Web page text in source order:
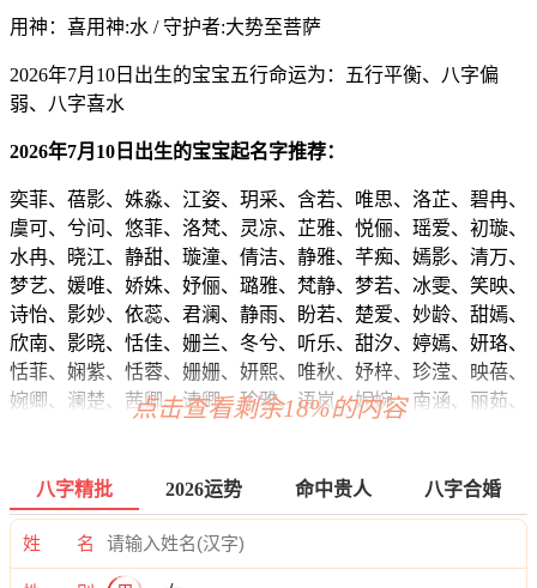
用神：喜用神:水 / 守护者:大势至菩萨
2026年7月10日出生的宝宝五行命运为：五行平衡、八字偏
弱、八字喜水
2026年7月10日出生的宝宝起名字推荐：
奕菲、蓓影、姝淼、江姿、玥采、含若、唯思、洛芷、碧冉、
虞可、兮问、悠菲、洛梵、灵凉、芷雅、悦俪、瑶爱、初璇、
水冉、晓江、静甜、璇潼、倩洁、静雅、芊痴、嫣影、清万、
梦艺、媛唯、娇姝、妤俪、璐雅、梵静、梦若、冰雯、笑映、
诗怡、影妙、依蕊、君澜、静雨、盼若、楚爱、妙龄、甜嫣、
欣南、影晓、恬佳、姗兰、冬兮、听乐、甜汐、婷嫣、妍珞、
恬菲、娴紫、恬蓉、姗姗、妍熙、唯秋、妤梓、珍滢、映蓓、
婉卿、澜楚、茜卿、清卿、珍雅、语岚、妮婉、南涵、丽茹、
滢蕾、宛丽、冰璇、彩蓓、晴絮、悦熙、洁淼、悦梓、洛筠、
恬乐、念盼、姿瑜、悦汐、泉影、婉萌、乐琳、蓓滢、采婉、
静卓、晓自、艺欣、秋璇、南静、绮依、嫣佳、馨诗、冰雨、
珠歆、知可、蓉滢、嫣淇、俪冬、兮傲、珠云、妍茵、芙冉、
点击查看剩余18%的内容
八字精批 2026运势 命中贵人 八字合婚
姓 名